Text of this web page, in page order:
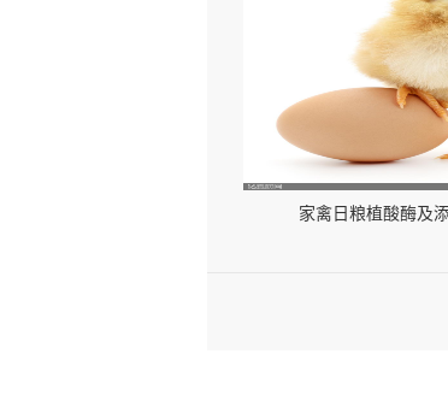
家禽日粮植酸酶及